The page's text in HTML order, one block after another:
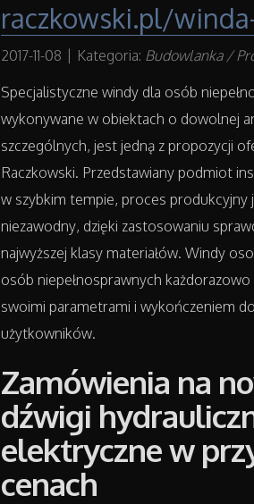
raczkowski.pl/
2017-11-08 Kategoria: Budowlanka /
Specjalistyczne windy dla osób
wykonywane w obiektach o dowolnej
szczególnych, jest jedną z propozycji
Raczkowski. Przedstawiany podmiot
w szybkim tempie, proces produkcyjny
niezawodny, dzięki zastosowaniu
najwyższej klasy materiałów. Windy
osób niepełnosprawnych
swoimi parametrami i wykończeniem
użytkowników.
Zamówienia na
dźwigi
elektryczne w
cenach